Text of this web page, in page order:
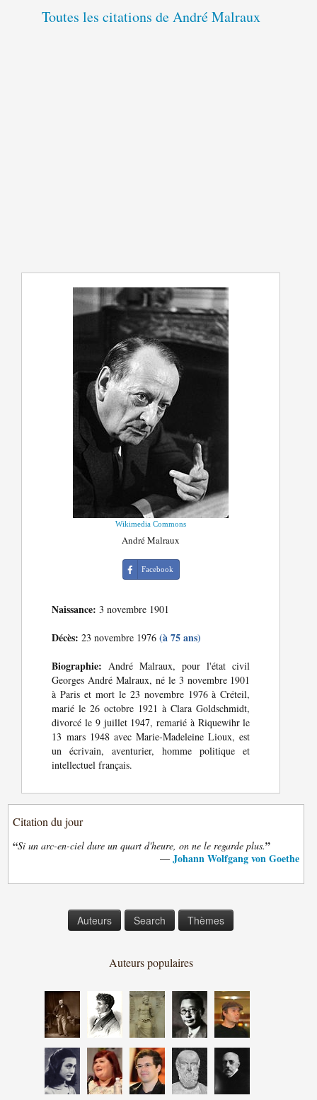
Toutes les citations de André Malraux
Wikimedia Commons
André Malraux
Facebook
Naissance: 3 novembre 1901
Décès: 23 novembre 1976(à 75 ans)
Biographie: André Malraux, pour l'état civil
Georges André Malraux, né le 3 novembre 1901
à Paris et mort le 23 novembre 1976 à Créteil,
marié le 26 octobre 1921 à Clara Goldschmidt,
divorcé le 9 juillet 1947, remarié à Riquewihr le
13 mars 1948 avec Marie-Madeleine Lioux, est
un écrivain, aventurier, homme politique et
intellectuel français.
Citation du jour
“Si un arc-en-ciel dure un quart d'heure, on ne le regarde plus.”
— Johann Wolfgang von Goethe
Auteurs Search Thèmes
Auteurs populaires